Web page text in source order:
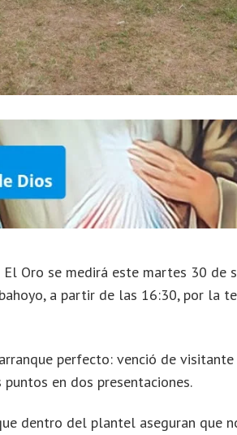
Oro se medirá este martes 30 de
a partir de las 16:30, por la
perfecto: venció de visitante
en dos presentaciones.
dentro del plantel aseguran que